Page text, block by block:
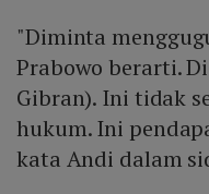
"Diminta
Prabowo berarti.
Gibran). Ini tidak
hukum. Ini
kata Andi dalam